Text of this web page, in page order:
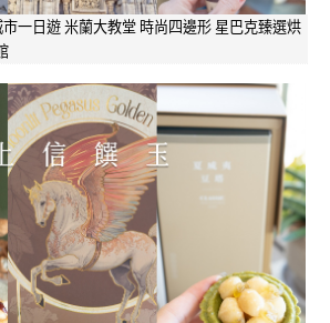
一日遊 米蘭大教堂 時尚四邊形 星巴克臻選烘